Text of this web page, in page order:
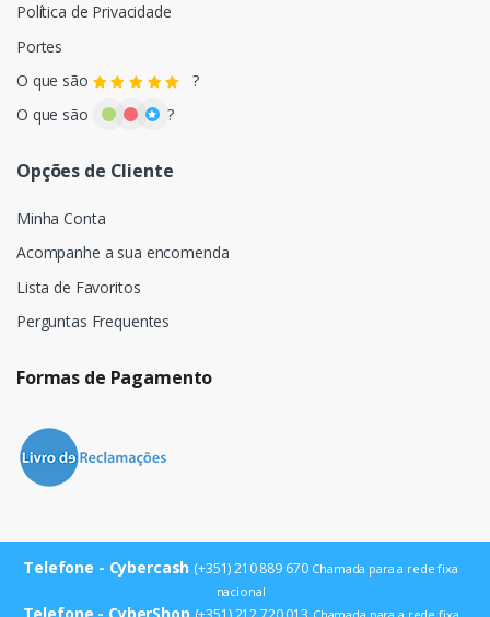
Política de Privacidade
Portes
O que são
?
O que são
?
Opções de Cliente
Minha Conta
Acompanhe a sua encomenda
Lista de Favoritos
Perguntas Frequentes
Formas de Pagamento
Telefone - Cybercash (+351) 210 889 670 Chamada para a rede fixa
nacional